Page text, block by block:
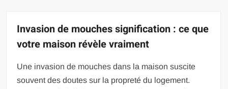
Invasion de mouches signification : ce que
votre maison révèle vraiment
Une invasion de mouches dans la maison suscite
souvent des doutes sur la propreté du logement.